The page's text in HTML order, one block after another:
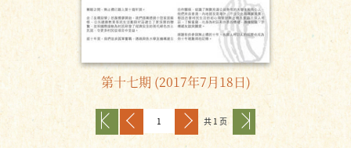
第十七期 (2017年7月18日)
共 1 页